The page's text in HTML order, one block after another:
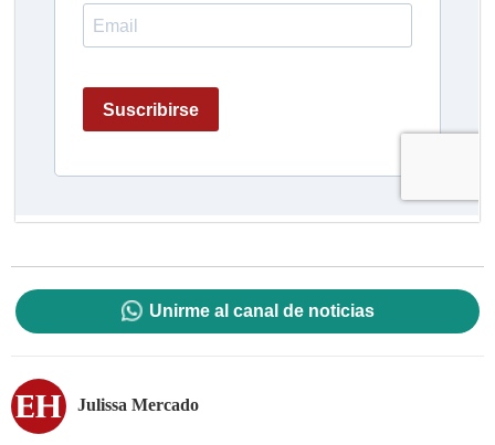
Unirme al canal de noticias
Julissa Mercado